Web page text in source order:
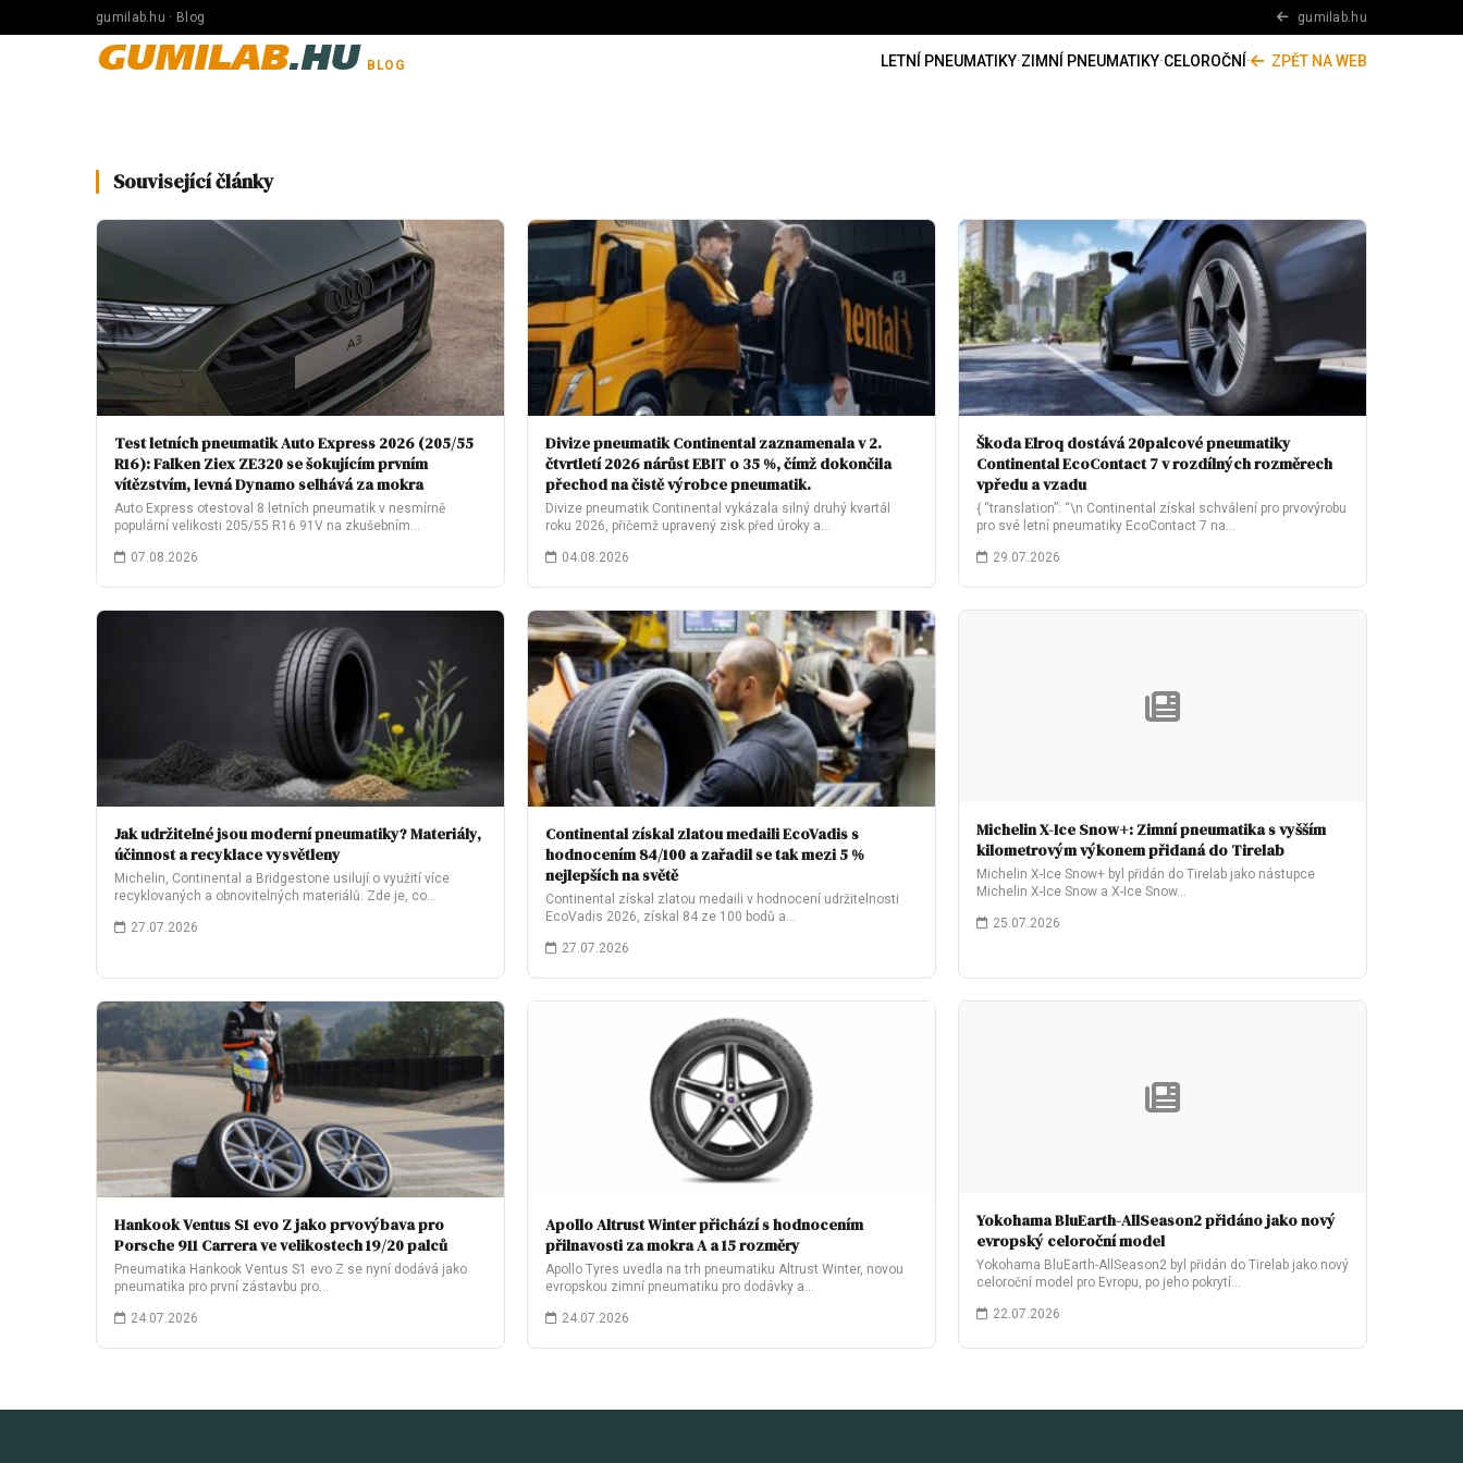
gumilab.hu · Blog gumilab.hu
GUMILAB.HU BLOG LETNÍ PNEUMATIKY·ZIMNÍ PNEUMATIKY·CELOROČNÍ · ZPĚT NA WEB
Související články
Test letních pneumatik Auto Express 2026 (205/55
R16): Falken Ziex ZE320 se šokujícím prvním
vítězstvím, levná Dynamo selhává za mokra
Auto Express otestoval 8 letních pneumatik v nesmírně
populární velikosti 205/55 R16 91V na zkušebním…
07.08.2026
Divize pneumatik Continental zaznamenala v 2.
čtvrtletí 2026 nárůst EBIT o 35 %, čímž dokončila
přechod na čistě výrobce pneumatik.
Divize pneumatik Continental vykázala silný druhý kvartál
roku 2026, přičemž upravený zisk před úroky a…
04.08.2026
Škoda Elroq dostává 20palcové pneumatiky
Continental EcoContact 7 v rozdílných rozměrech
vpředu a vzadu
{ “translation”: “\n Continental získal schválení pro prvovýrobu
pro své letní pneumatiky EcoContact 7 na…
29.07.2026
Jak udržitelné jsou moderní pneumatiky? Materiály,
účinnost a recyklace vysvětleny
Michelin, Continental a Bridgestone usilují o využití více
recyklovaných a obnovitelných materiálů. Zde je, co…
27.07.2026
Continental získal zlatou medaili EcoVadis s
hodnocením 84/100 a zařadil se tak mezi 5 %
nejlepších na světě
Continental získal zlatou medaili v hodnocení udržitelnosti
EcoVadis 2026, získal 84 ze 100 bodů a…
27.07.2026
Michelin X-Ice Snow+: Zimní pneumatika s vyšším
kilometrovým výkonem přidaná do Tirelab
Michelin X-Ice Snow+ byl přidán do Tirelab jako nástupce
Michelin X-Ice Snow a X-Ice Snow…
25.07.2026
Hankook Ventus S1 evo Z jako prvovýbava pro
Porsche 911 Carrera ve velikostech 19/20 palců
Pneumatika Hankook Ventus S1 evo Z se nyní dodává jako
pneumatika pro první zástavbu pro…
24.07.2026
Apollo Altrust Winter přichází s hodnocením
přilnavosti za mokra A a 15 rozměry
Apollo Tyres uvedla na trh pneumatiku Altrust Winter, novou
evropskou zimní pneumatiku pro dodávky a…
24.07.2026
Yokohama BluEarth-AllSeason2 přidáno jako nový
evropský celoroční model
Yokohama BluEarth-AllSeason2 byl přidán do Tirelab jako nový
celoroční model pro Evropu, po jeho pokrytí…
22.07.2026